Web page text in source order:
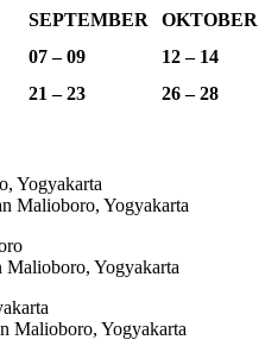
SEPTEMBER
OKTOBER
07 – 09
12 – 14
21 – 23 26 – 28
Yogyakarta
Malioboro, Yogyakarta
Yogyakarta
Malioboro, Yogyakarta